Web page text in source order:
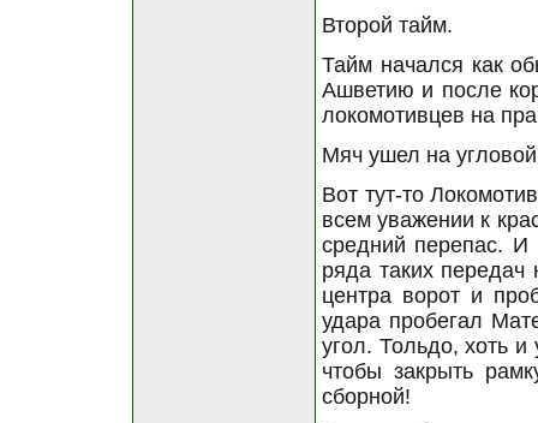
Второй тайм.
Тайм начался как
Ашветию и после
локомотивцев на
Мяч ушел на
Вот тут-то
всем уважении к
средний перепас. И
ряда таких передач
центра ворот и
удара пробегал
угол. Тольдо, хоть и
чтобы закрыть
сборной!